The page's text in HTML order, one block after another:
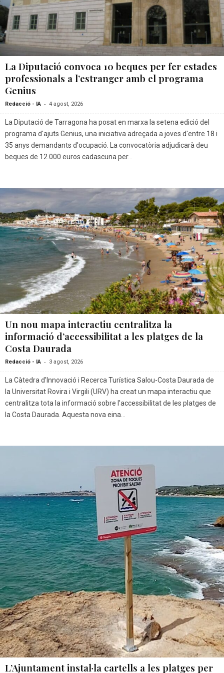
La Diputació convoca 10 beques per fer estades
professionals a l’estranger amb el programa
Genius
Redacció - IA - 4 agost, 2026
La Diputació de Tarragona ha posat en marxa la setena edició del
programa d'ajuts Genius, una iniciativa adreçada a joves d'entre 18 i
35 anys demandants d'ocupació. La convocatòria adjudicarà deu
beques de 12.000 euros cadascuna per...
Un nou mapa interactiu centralitza la
informació d’accessibilitat a les platges de la
Costa Daurada
Redacció - IA - 3 agost, 2026
La Càtedra d'Innovació i Recerca Turística Salou-Costa Daurada de
la Universitat Rovira i Virgili (URV) ha creat un mapa interactiu que
centralitza tota la informació sobre l'accessibilitat de les platges de
la Costa Daurada. Aquesta nova eina...
L’Ajuntament instal·la cartells a les platges per